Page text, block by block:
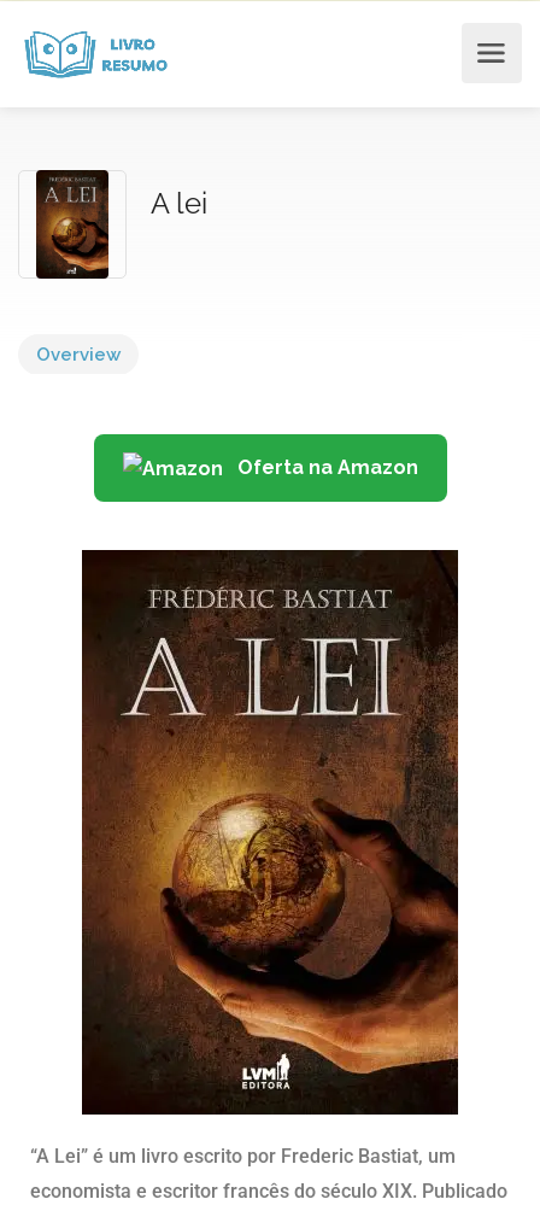
A lei
Overview
Oferta na Amazon
“A Lei” é um livro escrito por Frederic Bastiat, um
economista e escritor francês do século XIX. Publicado